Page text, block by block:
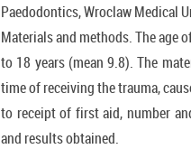
Paedodontics, Wroclaw Medical
Materials and methods. The age
to 18 years (mean 9.8). The
time of receiving the trauma,
to receipt of first aid, number
and results obtained.